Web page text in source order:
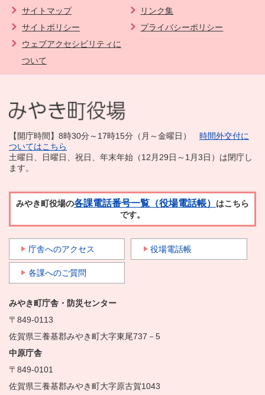
サイトマップ
リンク集
サイトポリシー
プライバシーポリシー
ウェブアクセシビリティに
ついて
【開庁時間】8時30分～17時15分（月～金曜日） 時間外交付に
ついてはこちら
土曜日、日曜日、祝日、年末年始（12月29日～1月3日）は閉庁し
ます。
みやき町役場の各課電話番号一覧（役場電話帳） はこちら
です。
庁舎へのアクセス 役場電話帳
各課へのご質問
みやき町庁舎・防災センター
〒849-0113
佐賀県三養基郡みやき町大字東尾737－5
中原庁舎
〒849-0101
佐賀県三養基郡みやき町大字原古賀1043